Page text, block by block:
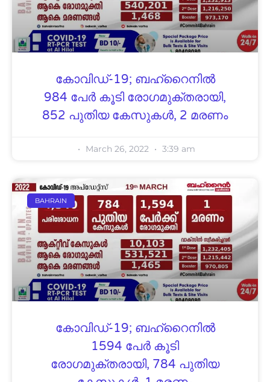
കോവിഡ്-19; ബഹ്റൈനിൽ
984 പേർ കൂടി രോഗമുക്തരായി,
852 പുതിയ കേസുകൾ, 2 മരണം
March 26, 2022 3:39 am
BAHRAIN
കോവിഡ്-19; ബഹ്റൈനിൽ
1594 പേർ കൂടി
രോഗമുക്തരായി, 784 പുതിയ